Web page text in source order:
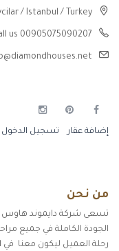
/ Istanbul / Turkey
us 00905075090207
إضافة عقار تسجيل الدخول
من نحن
تسعى شركة دايموند هاوس
الجودة الكاملة في جميع
رحلة العميل ليكون معنا في